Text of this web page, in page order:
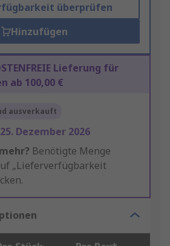
überprüfen
Hinzufügen
Lieferung für
ab 100,00 €
ausverkauft
25. Dezember 2026
Benötigte Menge
„Lieferverfügbarkeit